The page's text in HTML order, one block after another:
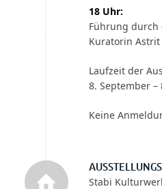
18 Uhr:
Führung
Kuratorin
Laufzeit der
8. September –
Keine
Stabi